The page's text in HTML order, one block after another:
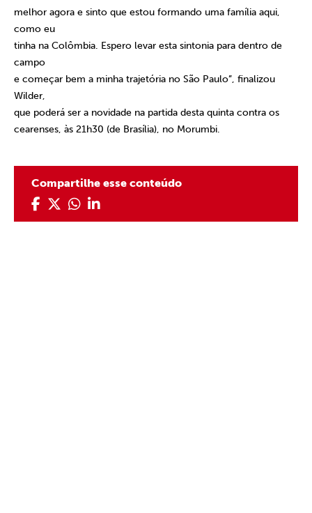
melhor agora e sinto que estou formando uma família aqui,
como eu
tinha na Colômbia. Espero levar esta sintonia para dentro de
campo
e começar bem a minha trajetória no São Paulo”, finalizou
Wilder,
que poderá ser a novidade na partida desta quinta contra os
cearenses, às 21h30 (de Brasília), no Morumbi.
Compartilhe esse conteúdo